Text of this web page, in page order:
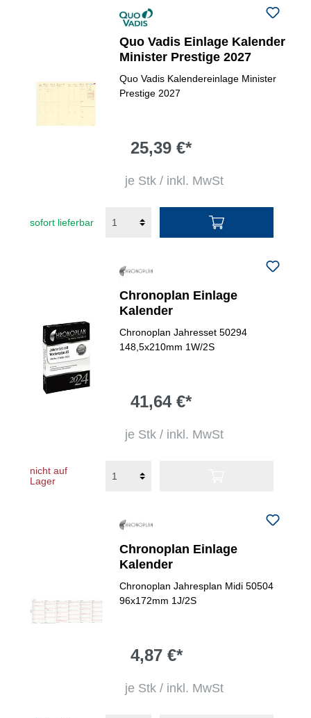
Quo Vadis Einlage Kalender
Minister Prestige 2027
Quo Vadis Kalendereinlage Minister
Prestige 2027
25,39 €*
je Stk / inkl. MwSt
sofort lieferbar
Chronoplan Einlage
Kalender
Chronoplan Jahresset 50294
148,5x210mm 1W/2S
41,64 €*
je Stk / inkl. MwSt
nicht auf
Lager
Chronoplan Einlage
Kalender
Chronoplan Jahresplan Midi 50504
96x172mm 1J/2S
4,87 €*
je Stk / inkl. MwSt